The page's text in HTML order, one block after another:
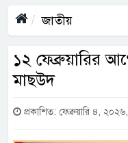
জাতীয়
১২ ফেব্রুয়ারির
মাছউদ
প্রকাশিত: ফেব্রুয়ারি ৪,